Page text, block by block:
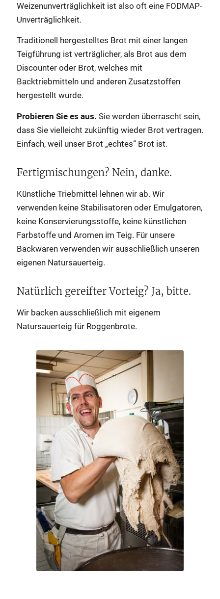
Weizenunverträglichkeit ist also oft eine FODMAP-
Unverträglichkeit.
Traditionell hergestelltes Brot mit einer langen
Teigführung ist verträglicher, als Brot aus dem
Discounter oder Brot, welches mit
Backtriebmitteln und anderen Zusatzstoffen
hergestellt wurde.
Probieren Sie es aus. Sie werden überrascht sein,
dass Sie vielleicht zukünftig wieder Brot vertragen.
Einfach, weil unser Brot „echtes“ Brot ist.
Fertigmischungen? Nein, danke.
Künstliche Triebmittel lehnen wir ab. Wir
verwenden keine Stabilisatoren oder Emulgatoren,
keine Konservierungsstoffe, keine künstlichen
Farbstoffe und Aromen im Teig. Für unsere
Backwaren verwenden wir ausschließlich unseren
eigenen Natursauerteig.
Natürlich gereifter Vorteig? Ja, bitte.
Wir backen ausschließlich mit eigenem
Natursauerteig für Roggenbrote.